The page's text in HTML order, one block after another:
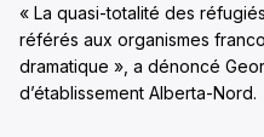
« La quasi-totalité des
référés aux organismes
dramatique », a dénoncé
d’établissement Alberta-Nord.